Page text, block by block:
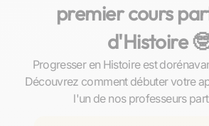
premier cours
d'Histoire
Progresser en Histoire est
Découvrez comment débuter votre
l'un de nos professeurs